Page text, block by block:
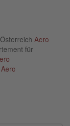
Aero
für
Aero